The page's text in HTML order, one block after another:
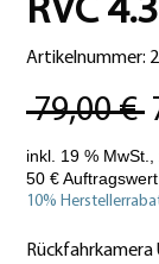
RVC
Artikelnummer:
79,00 €
10%
Rückfahrkamera